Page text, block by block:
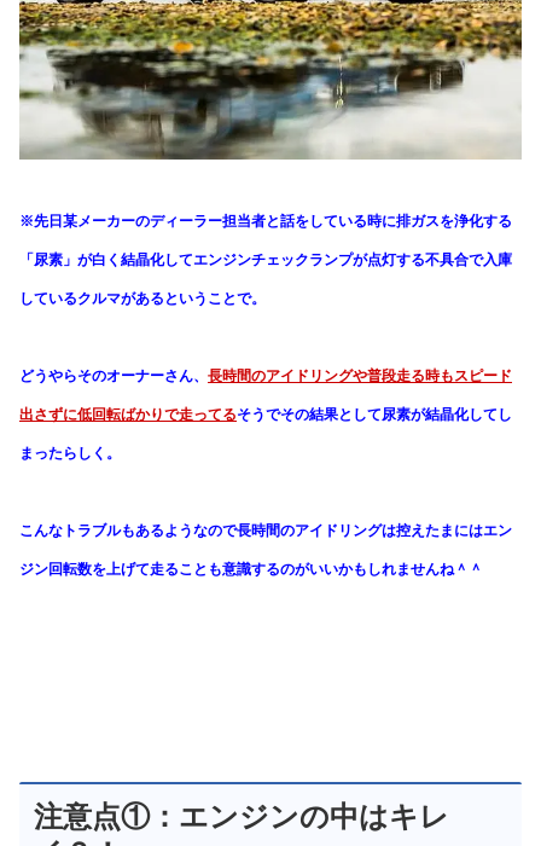
※先日某メーカーのディーラー担当者と話をしている時に排ガスを浄化する
「尿素」が白く結晶化してエンジンチェックランプが点灯する不具合で入庫
しているクルマがあるということで。
どうやらそのオーナーさん、 長時間のアイドリングや普段走る時もスピード
出さずに低回転ばかりで走ってるそうでその結果として尿素が結晶化してし
まったらしく。
こんなトラブルもあるようなので長時間のアイドリングは控え たまにはエン
ジン回転数を上げて走ることも意識するのがいいかもしれませんね＾＾
注意点①：エンジンの中はキレ